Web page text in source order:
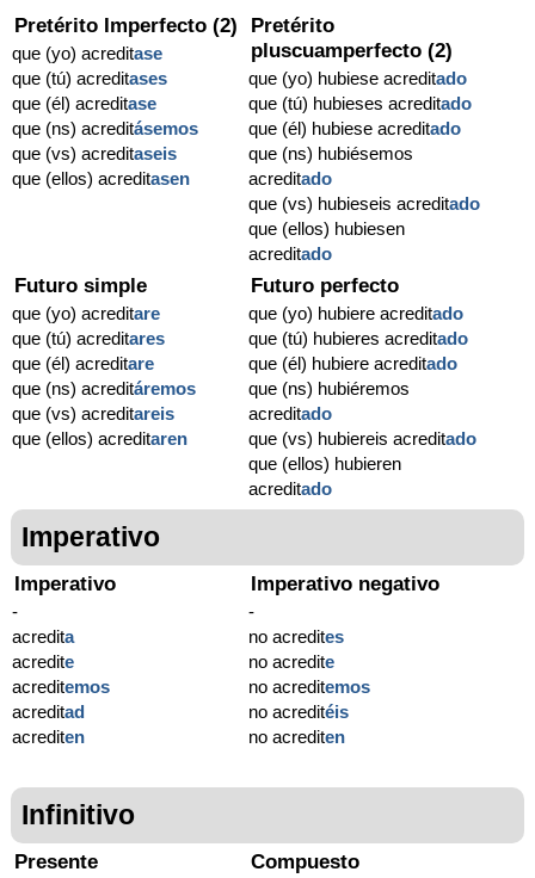
Pretérito Imperfecto (2)
que (yo) acreditase
que (tú) acreditases
que (él) acreditase
que (ns) acreditásemos
que (vs) acreditaseis
que (ellos) acreditasen
Pretérito
pluscuamperfecto (2)
que (yo) hubiese acreditado
que (tú) hubieses acreditado
que (él) hubiese acreditado
que (ns) hubiésemos
acreditado
que (vs) hubieseis acreditado
que (ellos) hubiesen
acreditado
Futuro simple
que (yo) acreditare
que (tú) acreditares
que (él) acreditare
que (ns) acreditáremos
que (vs) acreditareis
que (ellos) acreditaren
Futuro perfecto
que (yo) hubiere acreditado
que (tú) hubieres acreditado
que (él) hubiere acreditado
que (ns) hubiéremos
acreditado
que (vs) hubiereis acreditado
que (ellos) hubieren
acreditado
Imperativo
Imperativo
-
acredita
acredite
acreditemos
acreditad
acrediten
Imperativo negativo
-
no acredites
no acredite
no acreditemos
no acreditéis
no acrediten
Infinitivo
Presente Compuesto